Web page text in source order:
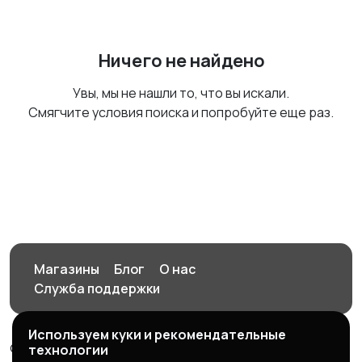
Ничего не найдено
Увы, мы не нашли то, что вы искали.
Смягчите условия поиска и попробуйте еще раз.
Магазины Блог
О нас
Служба поддержки
© 2026 Орен-АЙ - Авто | Недвижимость | Работа |
Используем куки и рекомендательные
технологии